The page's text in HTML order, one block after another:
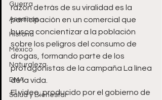
Guerra
Asesinos
Historia
México
Naturaleza
DMA
Salud y Bienestar
razón detrás de su viralidad es la
participación en un comercial que
busca concientizar a la población
sobre los peligros del consumo de
drogas, formando parte de los
protagonistas de la campaña La línea
de la vida.
El video, producido por el gobierno de